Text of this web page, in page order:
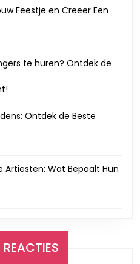
Feestje en Creëer Een
te huren? Ontdek de
Ontdek de Beste
Artiesten: Wat Bepaalt Hun